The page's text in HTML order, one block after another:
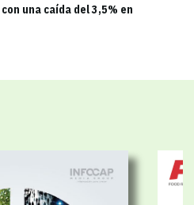
una caída del 3,5% en